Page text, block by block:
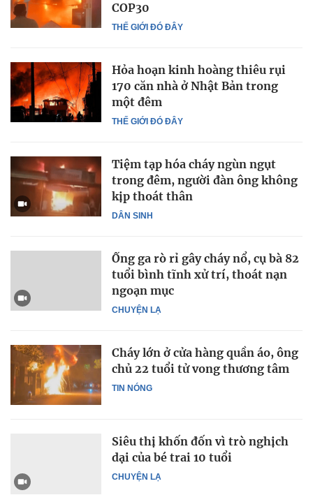
THẾ GIỚI ĐÓ ĐÂY
COP30
THẾ GIỚI ĐÓ ĐÂY
Hỏa hoạn kinh hoàng thiêu rụi
170 căn nhà ở Nhật Bản trong
một đêm
DÂN SINH
Tiệm tạp hóa cháy ngùn ngụt
trong đêm, người đàn ông không
kịp thoát thân
CHUYỆN LẠ
Ống ga rò rỉ gây cháy nổ, cụ bà 82
tuổi bình tĩnh xử trí, thoát nạn
ngoạn mục
TIN NÓNG
Cháy lớn ở cửa hàng quần áo, ông
chủ 22 tuổi tử vong thương tâm
CHUYỆN LẠ
Siêu thị khốn đốn vì trò nghịch
dại của bé trai 10 tuổi